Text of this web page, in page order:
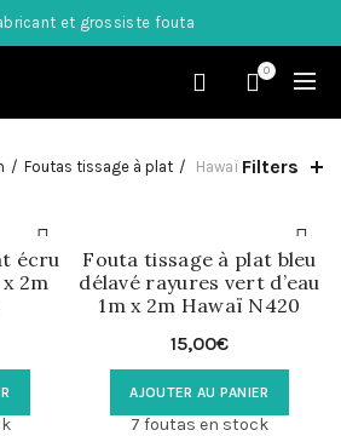
et grossiste fouta
0
Foutas tissage à plat Hawaï Filters
écru
2m
Fouta tissage à plat bleu
délavé rayures vert d’eau
1m x 2m Hawaï N420
15,00€
AJOUTER AU PANIER
7 foutas en stock